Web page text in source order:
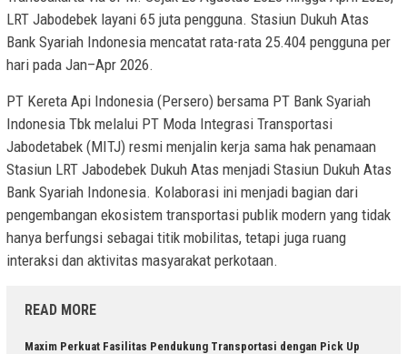
LRT Jabodebek layani 65 juta pengguna. Stasiun Dukuh Atas
Bank Syariah Indonesia mencatat rata-rata 25.404 pengguna per
hari pada Jan–Apr 2026.
PT Kereta Api Indonesia (Persero) bersama PT Bank Syariah
Indonesia Tbk melalui PT Moda Integrasi Transportasi
Jabodetabek (MITJ) resmi menjalin kerja sama hak penamaan
Stasiun LRT Jabodebek Dukuh Atas menjadi Stasiun Dukuh Atas
Bank Syariah Indonesia. Kolaborasi ini menjadi bagian dari
pengembangan ekosistem transportasi publik modern yang tidak
hanya berfungsi sebagai titik mobilitas, tetapi juga ruang
interaksi dan aktivitas masyarakat perkotaan.
READ MORE
Maxim Perkuat Fasilitas Pendukung Transportasi dengan Pick Up